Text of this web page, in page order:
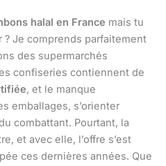
halal en France mais tu
Je comprends parfaitement
des supermarchés
confiseries contiennent de
, et le manque
emballages, s’orienter
combattant. Pourtant, la
et avec elle, l’offre s’est
ces dernières années. Que